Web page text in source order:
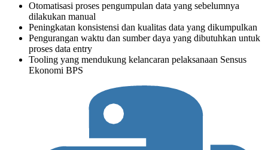
Otomatisasi proses pengumpulan data yang sebelumnya
dilakukan manual
Peningkatan konsistensi dan kualitas data yang dikumpulkan
Pengurangan waktu dan sumber daya yang dibutuhkan untuk
proses data entry
Tooling yang mendukung kelancaran pelaksanaan Sensus
Ekonomi BPS